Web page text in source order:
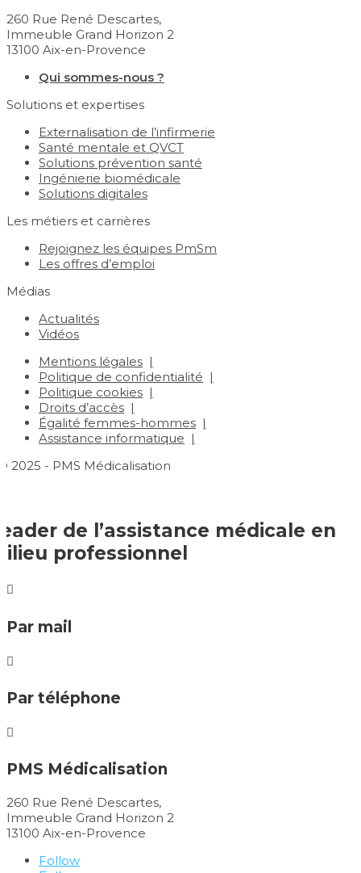
260 Rue René Descartes,
Immeuble Grand Horizon 2
13100 Aix-en-Provence
Qui sommes-nous ?
Solutions et expertises
Externalisation de l’infirmerie
Santé mentale et QVCT
Solutions prévention santé
Ingénierie biomédicale
Solutions digitales
Les métiers et carrières
Rejoignez les équipes PmSm
Les offres d’emploi
Médias
Actualités
Vidéos
Mentions légales
Politique de confidentialité
Politique cookies
Droits d’accès
Égalité femmes-hommes
Assistance informatique
2025 - PMS Médicalisation
de l’assistance médicale en
professionnel

Par mail

Par téléphone

PMS Médicalisation
260 Rue René Descartes,
Immeuble Grand Horizon 2
13100 Aix-en-Provence
Follow